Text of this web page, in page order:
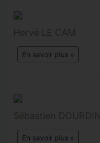
Hervé LE CAM
En savoir plus »
Sébastien DOURDIN
En savoir plus »